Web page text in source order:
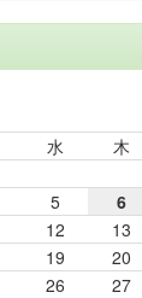
水 木
5 6
12 13
19 20
26 27